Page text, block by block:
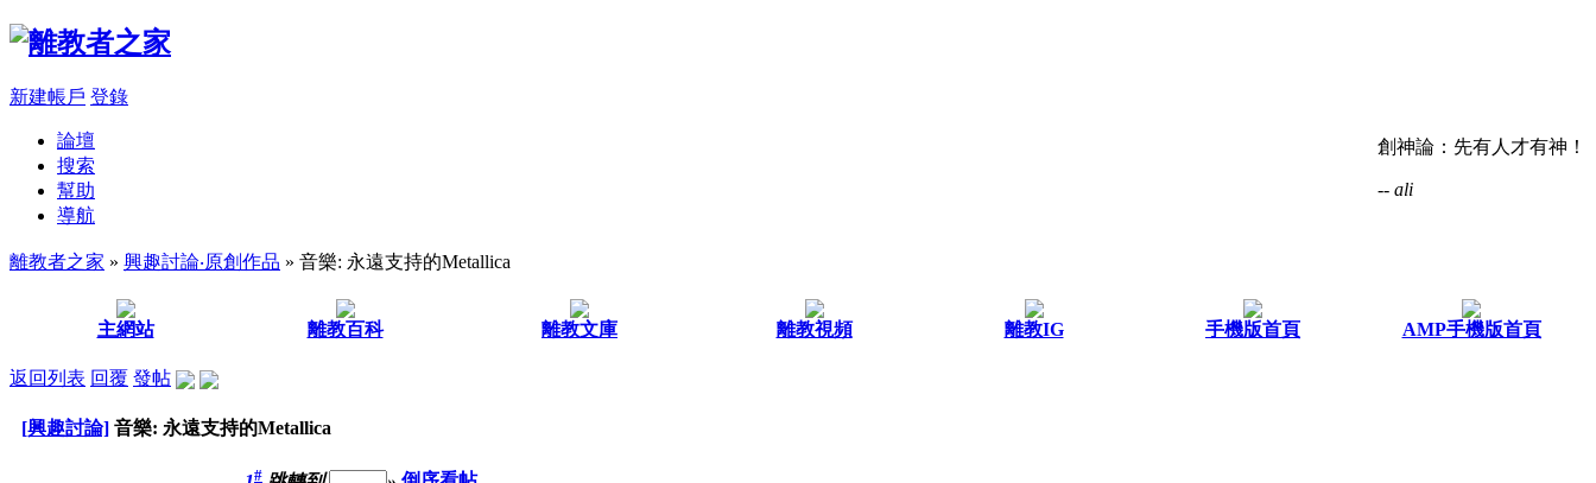
新建帳戶 登錄
創神論：先有人才有神！
-- ali
論壇
搜索
幫助
導航
離教者之家 » 興趣討論‧原創作品 » 音樂: 永遠支持的Metallica
主網站 離教百科 離教文庫 離教視頻 離教IG 手機版首頁 AMP手機版首頁
返回列表 回覆 發帖
[興趣討論] 音樂: 永遠支持的Metallica
#